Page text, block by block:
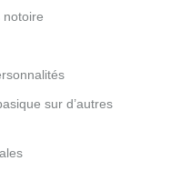
notoire
sur d’autres